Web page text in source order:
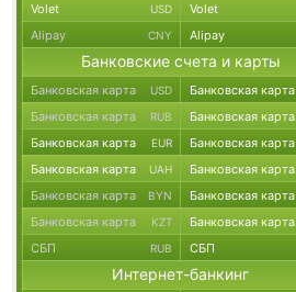
Volet USD Volet
Alipay CNY Alipay
Банковские счета и карты
Банковская карта USD Банковская карта
Банковская карта RUB Банковская карта
Банковская карта EUR Банковская карта
Банковская карта UAH Банковская карта
Банковская карта BYN Банковская карта
Банковская карта KZT Банковская карта
СБП RUB СБП
Интернет-банкинг